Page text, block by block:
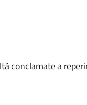
conclamate a